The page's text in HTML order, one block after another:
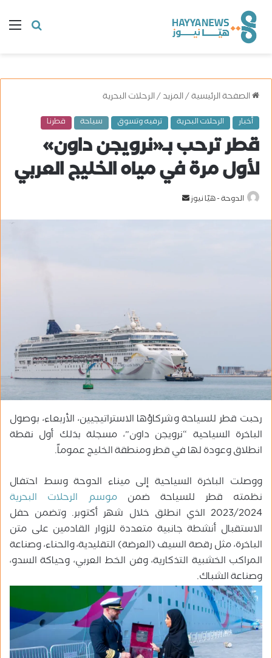
البحث
الصفحة الرئيسية/المزيد/الرحلات البحرية
أخبار الرحلات البحرية ترفيه وتسوق سياحة قطرنا
قطر ترحب بـ«نرويجن داون»
لأول مرة في مياه الخليج العربي
الدوحة - هيّا نيوز
ل
ك
ت
و
ن
ي
ا
رحبت قطر للسياحة وشركاؤها الاستراتيجيين، الأربعاء، بوصول
الباخرة السياحية “نرويجن داون”، مسجلة بذلك أول نقطة
انطلاق وعودة لها في قطر ومنطقة الخليج عموماً.
ووصلت الباخرة السياحية إلى ميناء الدوحة وسط احتفال
نظمته قطر للسياحة ضمن موسم الرحلات البحرية
2023/2024 الذي انطلق خلال شهر أكتوبر. وتضمن حفل
الاستقبال أنشطة جانبية متعددة للزوار القادمين على متن
الباخرة، مثل رقصة السيف (العرضة) التقليدية، والحناء، وصناعة
المراكب الخشبية التذكارية، وفن الخط العربي، وحياكة السدو،
وصناعة الشباك.